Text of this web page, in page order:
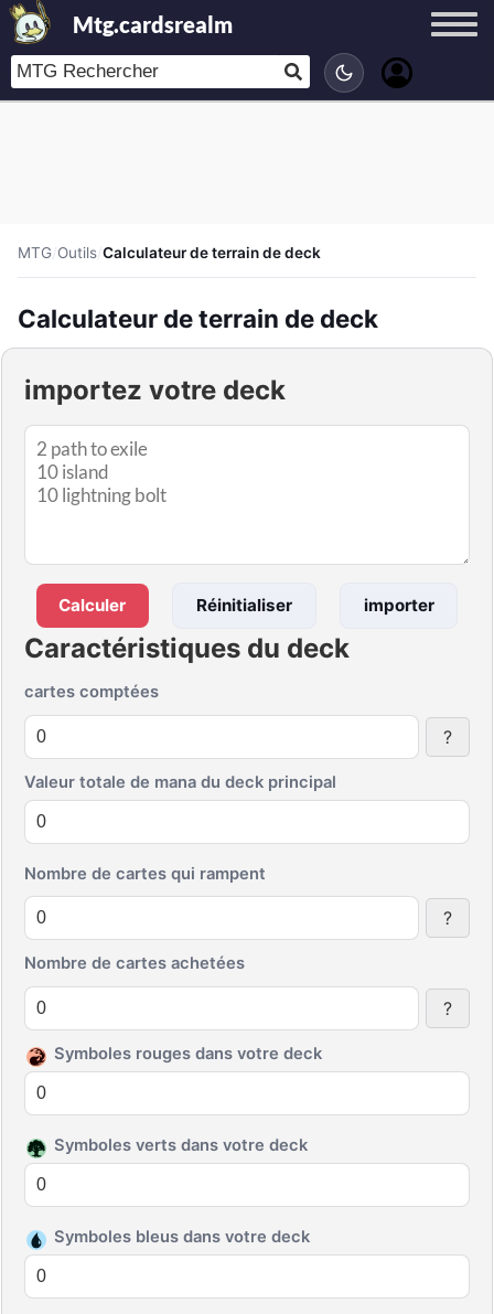
Mtg.cardsrealm
MTG/Outils/Calculateur de terrain de deck
Calculateur de terrain de deck
importez votre deck
Calculer Réinitialiser importer
Caractéristiques du deck
cartes comptées
?
Valeur totale de mana du deck principal
Nombre de cartes qui rampent
?
Nombre de cartes achetées
?
Symboles rouges dans votre deck
Symboles verts dans votre deck
Symboles bleus dans votre deck